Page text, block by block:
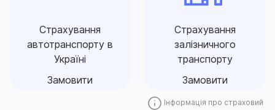
Страхування
автотранспорту в
Україні
Замовити
пов’язаних із експлуатацією
автотранспорту
Замовити
Страхування
залізничного
транспорту
Замовити
страхування майнових
пов’язаних з володінням,
користуванням,
розпорядженням засобами
залізничного транспорту
Замовити
Інформація про страховий